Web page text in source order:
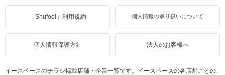
「Shufoo!」利用規約 個人情報の取り扱いについて
個人情報保護方針 法人のお客様へ
イースペースのチラシ掲載店舗・企業一覧です。イースペースの各店舗ごとの